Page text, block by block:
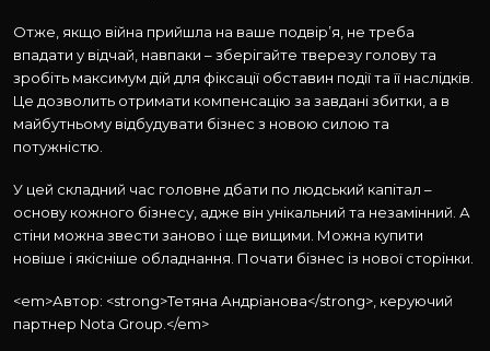
Отже, якщо війна прийшла на ваше подвір’я, не треба
впадати у відчай, навпаки – зберігайте тверезу голову та
зробіть максимум дій для фіксації обставин події та її наслідків.
Це дозволить отримати компенсацію за завдані збитки, а в
майбутньому відбудувати бізнес з новою силою та
потужністю.
У цей складний час головне дбати по людський капітал –
основу кожного бізнесу, адже він унікальний та незамінний. А
стіни можна звести заново і ще вищими. Можна купити
новіше і якісніше обладнання. Почати бізнес із нової сторінки.
<em>Автор: <strong>Тетяна Андріанова</strong>, керуючий
партнер Nota Group.</em>